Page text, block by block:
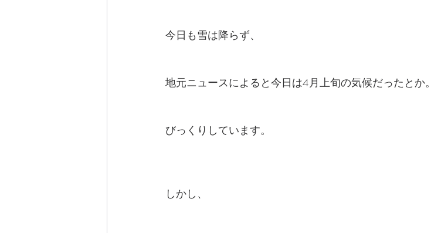
今日も雪は降らず、
地元ニュースによると今日は4月上旬の気候だったとか。
びっくりしています。
しかし、